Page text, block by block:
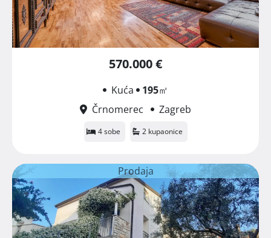
570.000 €
Kuća 195㎡
Črnomerec
Zagreb
4 sobe 2 kupaonice
Prodaja